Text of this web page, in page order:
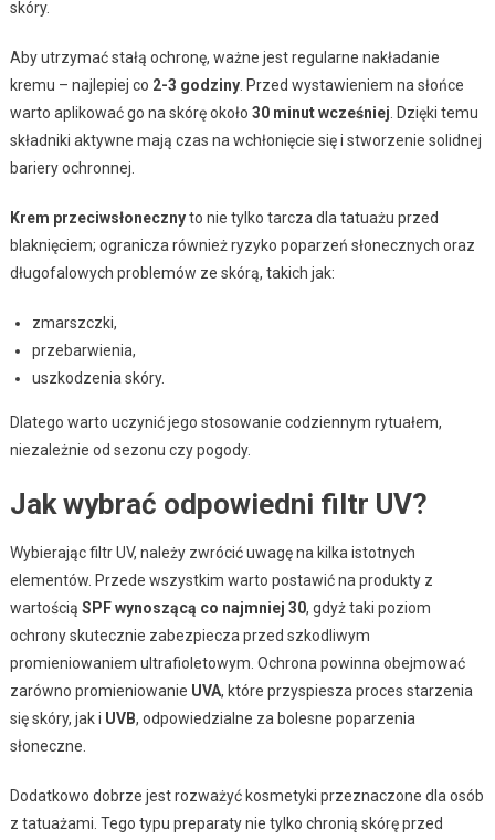
skóry.
Aby utrzymać stałą ochronę, ważne jest regularne nakładanie
kremu – najlepiej co 2-3 godziny. Przed wystawieniem na słońce
warto aplikować go na skórę około 30 minut wcześniej . Dzięki temu
składniki aktywne mają czas na wchłonięcie się i stworzenie solidnej
bariery ochronnej.
Krem przeciwsłonecznyto nie tylko tarcza dla tatuażu przed
blaknięciem; ogranicza również ryzyko poparzeń słonecznych oraz
długofalowych problemów ze skórą, takich jak:
zmarszczki,
przebarwienia,
uszkodzenia skóry.
Dlatego warto uczynić jego stosowanie codziennym rytuałem,
niezależnie od sezonu czy pogody.
Jak wybrać odpowiedni filtr UV?
Wybierając filtr UV, należy zwrócić uwagę na kilka istotnych
elementów. Przede wszystkim warto postawić na produkty z
wartością SPF wynoszącą co najmniej 30, gdyż taki poziom
ochrony skutecznie zabezpiecza przed szkodliwym
promieniowaniem ultrafioletowym. Ochrona powinna obejmować
zarówno promieniowanie UVA, które przyspiesza proces starzenia
się skóry, jak i UVB, odpowiedzialne za bolesne poparzenia
słoneczne.
Dodatkowo dobrze jest rozważyć kosmetyki przeznaczone dla osób
z tatuażami. Tego typu preparaty nie tylko chronią skórę przed